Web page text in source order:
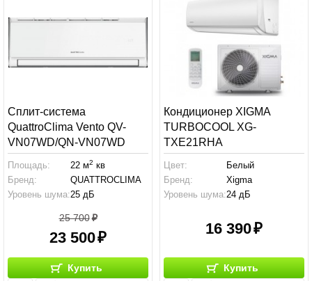
Сплит-система
QuattroClima Vento QV-
VN07WD/QN-VN07WD
Площадь: 22 м2 кв
Бренд:
QUATTROCLIMA
Уровень шума:25 дБ
25 700
23 500
Купить
Кондиционер XIGMA
TURBOCOOL XG-
TXE21RHA
Цвет:
Белый
Бренд:
Xigma
Уровень шума:24 дБ
16 390
Купить